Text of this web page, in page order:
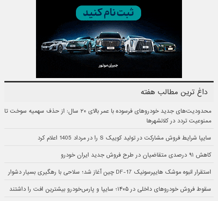
داغ ترین مطالب هفته
محدودیت‌های جدید خودروهای فرسوده با عمر بالای ۲۰ سال: از حذف سهمیه سوخت تا
ممنوعیت تردد در کلانشهرها
سایپا شرایط فروش مشارکت در تولید کوییک S را در مرداد 1405 اعلام کرد
کاهش ۹۱ درصدی متقاضیان در طرح فروش جدید ایران خودرو
استقرار انبوه موشک هایپرسونیک DF-17 چین آغاز شد؛ سلاحی با رهگیری بسیار دشوار
سقوط فروش خودروهای داخلی در ۱۴۰۵؛ سایپا و پارس‌خودرو بیشترین افت را داشتند